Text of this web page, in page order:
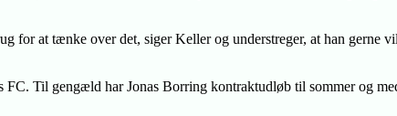
at tænke over det, siger Keller og understreger, at han gerne
Til gengæld har Jonas Borring kontraktudløb til sommer og